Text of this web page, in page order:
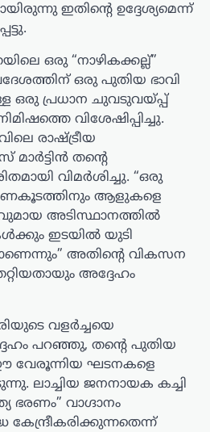
ഇതിന്റെ ഉദ്ദേശ്യമെന്ന്
ഒരു “നാഴികക്കല്ല്”
ഒരു പുതിയ ഭാവി
ഒരു പ്രധാന ചുവടുവയ്പ്പ്
വിശേഷിപ്പിച്ചു.
രാഷ്ട്രീയ
തന്റെ
വിമർശിച്ചു. “ഒരു
ആളുകളെ
അടിസ്ഥാനത്തിൽ
ഇടയിൽ യുടി
അതിന്റെ വികസന
അദ്ദേഹം
വളർച്ചയെ
പറഞ്ഞു, തന്റെ പുതിയ
വേരൂന്നിയ ഘടനകളെ
ലാച്ചിയ ജനനായക കച്ചി
ഭരണം” വാഗ്ദാനം
കേന്ദ്രീകരിക്കുന്നതെന്ന്